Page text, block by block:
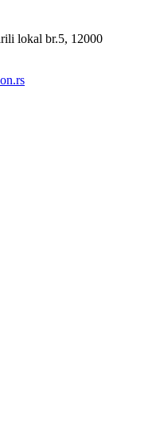
lokal br.5, 12000